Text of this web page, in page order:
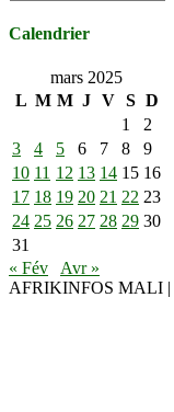
Calendrier
mars 2025
L M M J V S D
1
2
3
4 5 6 7 8
9
10 11 12 13 14 15 16
17 18 19 20 21 22 23
24 25 26 27 28 29 30
31
« Fév
Avr »
AFRIKINFOS MALI |